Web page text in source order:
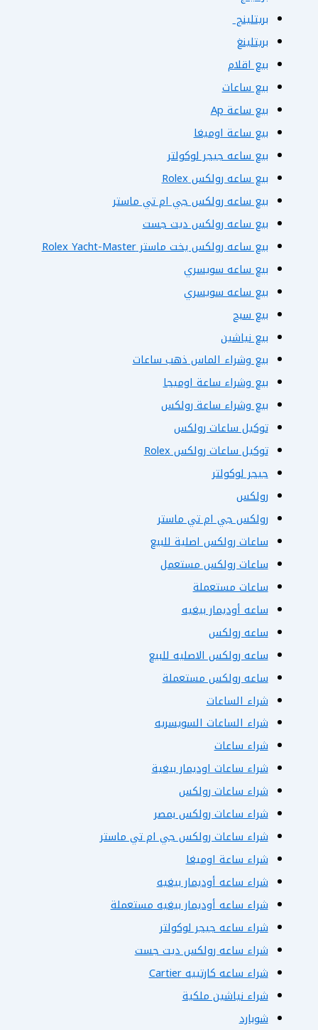
بريتلينج
بريتلينغ
بيع اقلام
بيع ساعات
بيع ساعة Ap
بيع ساعة اوميغا
بيع ساعه جيجر لوكولتر
بيع ساعه رولكس Rolex
بيع ساعه رولكس جي ام تي ماستر
بيع ساعه رولكس ديت جست
بيع ساعه رولكس يخت ماستر Rolex Yacht-Master
بيع ساعه سويسري
بيع ساعه سويسري
بيع سبح
بيع نياشين
بيع وشراء الماس ذهب ساعات
بيع وشراء ساعة اوميجا
بيع وشراء ساعة رولكس
توكيل ساعات رولكس
توكيل ساعات رولكس Rolex
جيجر لوكولتر
رولكس
رولكس جي ام تي ماستر
ساعات رولكس اصلية للبيع
ساعات رولكس مستعمل
ساعات مستعملة
ساعه أوديمار بيغيه
ساعه رولكس
ساعه رولكس الاصليه للبيع
ساعه رولكس مستعملة
شراء الساعات
شراء الساعات السويسريه
شراء ساعات
شراء ساعات اوديمار بيغية
شراء ساعات رولكس
شراء ساعات رولكس بمصر
شراء ساعات رولكس جي ام تي ماستر
شراء ساعة اوميغا
شراء ساعه أوديمار بيغيه
شراء ساعه أوديمار بيغيه مستعملة
شراء ساعه جيجر لوكولتر
شراء ساعه رولكس ديت جست
شراء ساعه كارتييه Cartier
شراء نياشين ملكية
شوبارد